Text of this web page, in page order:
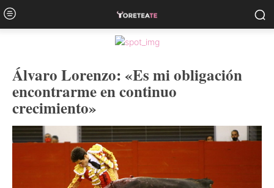
Álvaro Lorenzo: «Es mi obligación
encontrarme en continuo
crecimiento»